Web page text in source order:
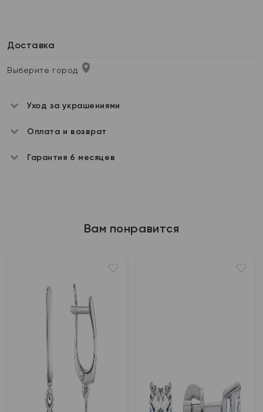
Доставка
Выберите город
Уход за украшениями
Оплата и возврат
Гарантия 6 месяцев
Вам понравится